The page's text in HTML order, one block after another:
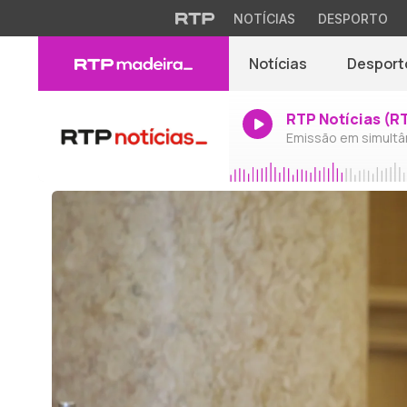
NOTÍCIAS DESPORTO
Notícias
RTP Notícias
Emissão em